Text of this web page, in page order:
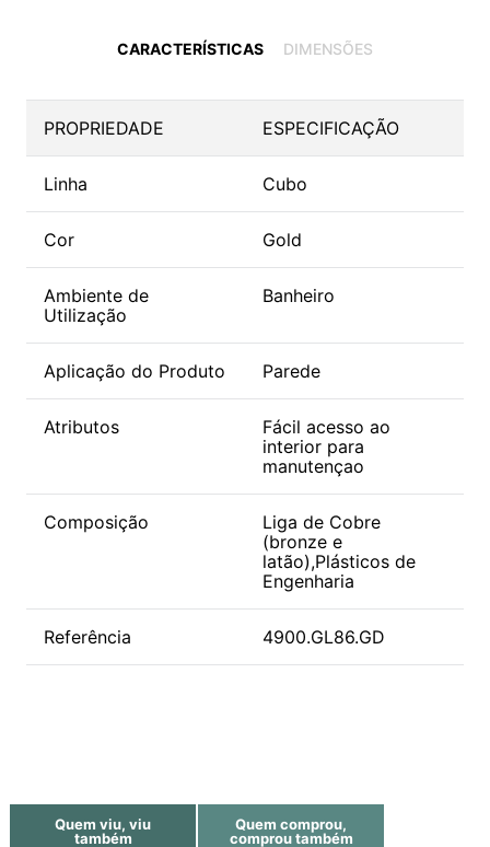
CARACTERÍSTICAS DIMENSÕES
PROPRIEDADE ESPECIFICAÇÃO
Linha Cubo
Cor Gold
Ambiente de
Utilização
Banheiro
Aplicação do Produto Parede
Atributos
Fácil acesso ao
interior para
manutençao
Composição
Liga de Cobre
(bronze e
latão),Plásticos de
Engenharia
Referência 4900.GL86.GD
Quem viu, viu
também
Quem comprou,
comprou também